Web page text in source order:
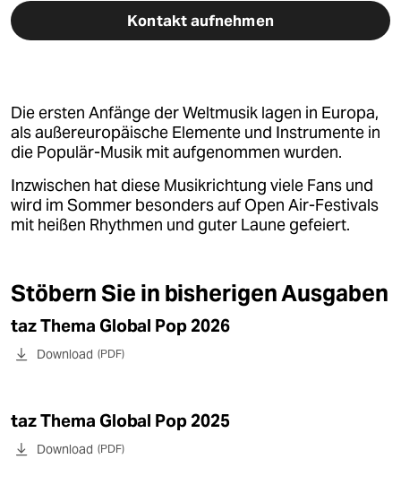
verlag
fragen & hilfe
unterstützen
abo
genossenschaft
Kontakt aufnehmen
Die ersten Anfänge der Weltmusik lagen in Europa,
als außereuropäische Elemente und Instrumente in
die Populär-Musik mit aufgenommen wurden.
Inzwischen hat diese Musikrichtung viele Fans und
wird im Sommer besonders auf Open Air-Festivals
mit heißen Rhythmen und guter Laune gefeiert.
Stöbern Sie in bisherigen Ausgaben
taz Thema Global Pop 2026
Download (PDF)
taz Thema Global Pop 2025
Download (PDF)